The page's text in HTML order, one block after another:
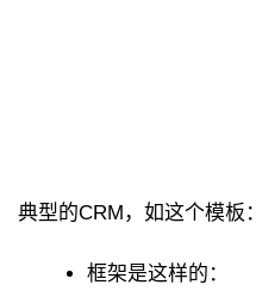
典型的CRM，如这个模板：
框架是这样的：